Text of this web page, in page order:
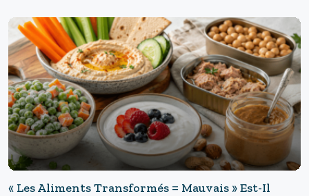
« Les Aliments Transformés = Mauvais » Est-Il